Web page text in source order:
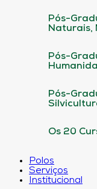
Pós-
Naturais,
Pós-
Pós-
Os 20
Polos
Serviços
Institucional